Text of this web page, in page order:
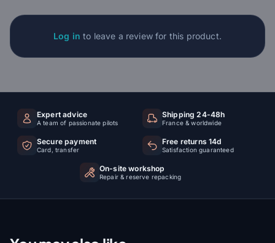
Log in to leave a review for this product.
Expert advice
A team of passionate pilots
Shipping 24-48h
France & worldwide
Secure payment
Card, transfer
Free returns 14d
Satisfaction guaranteed
On-site workshop
Repair & reserve repacking